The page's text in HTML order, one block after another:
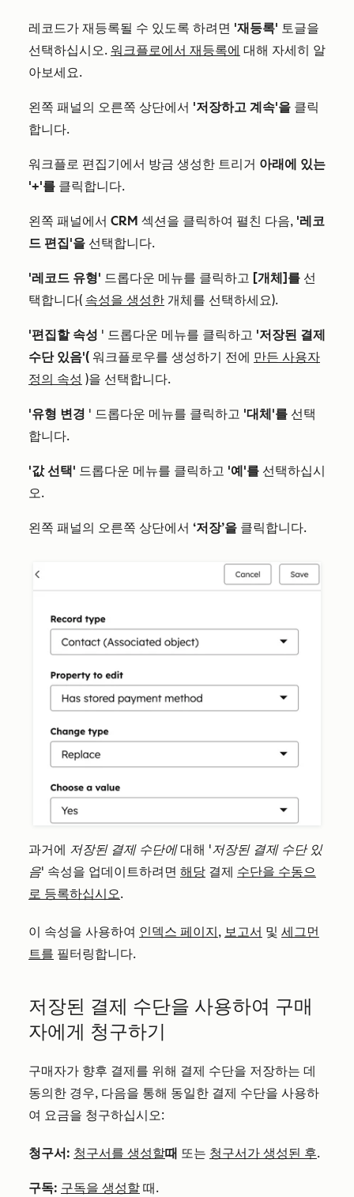
레코드가 재등록될 수 있도록 하려면 '재등록' 토글을
선택하십시오. 워크플로에서 재등록에 대해 자세히 알
아보세요.
왼쪽 패널의 오른쪽 상단에서 '저장하고 계속'을 클릭
합니다.
워크플로 편집기에서 방금 생성한 트리거 아래에 있는
'+'를 클릭합니다.
왼쪽 패널에서 CRM 섹션을 클릭하여 펼친 다음, '레코
드 편집'을 선택합니다.
'레코드 유형' 드롭다운 메뉴를 클릭하고 [개체]를 선
택합니다( 속성을 생성한 개체를 선택하세요).
'편집할 속성 ' 드롭다운 메뉴를 클릭하고 '저장된 결제
수단 있음'( 워크플로우를 생성하기 전에 만든 사용자
정의 속성 )을 선택합니다.
'유형 변경 ' 드롭다운 메뉴를 클릭하고 '대체'를 선택
합니다.
'값 선택' 드롭다운 메뉴를 클릭하고 '예'를 선택하십시
오.
왼쪽 패널의 오른쪽 상단에서 ‘저장’을 클릭합니다.
과거에 저장된 결제 수단에대해 '저장된 결제 수단 있
음' 속성을 업데이트하려면 해당 결제 수단을 수동으
로 등록하십시오.
이 속성을 사용하여 인덱스 페이지 , 보고서 및 세그먼
트를 필터링합니다.
저장된 결제 수단을 사용하여 구매
자에게 청구하기
구매자가 향후 결제를 위해 결제 수단을 저장하는 데
동의한 경우, 다음을 통해 동일한 결제 수단을 사용하
여 요금을 청구하십시오:
청구서: 청구서를 생성할때 또는 청구서가 생성된 후.
구독: 구독을 생성할 때.